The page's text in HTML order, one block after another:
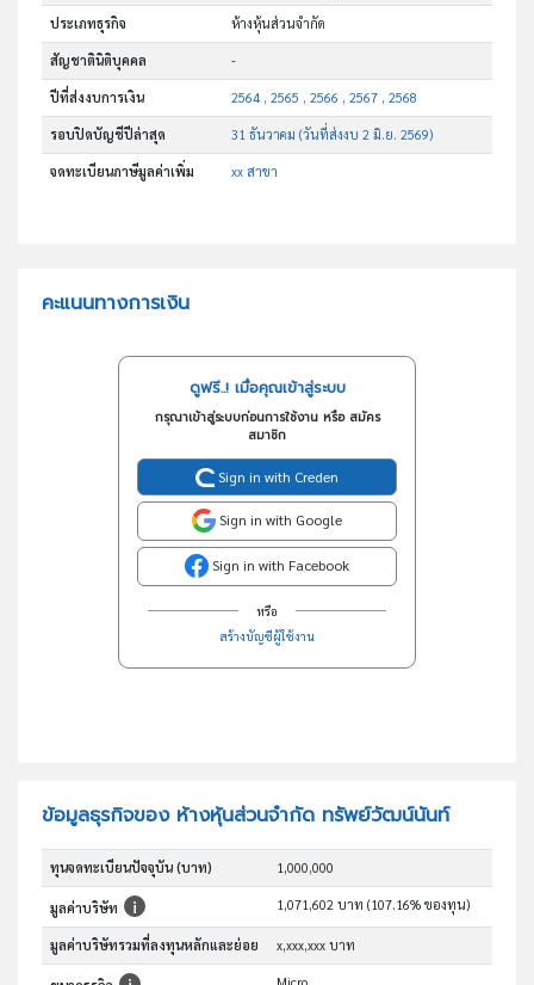
ประเภทธุรกิจ ห้างหุ้นส่วนจำกัด
สัญชาตินิติบุคคล -
ปีที่ส่งงบการเงิน 2564 , 2565 , 2566 , 2567 , 2568
รอบปิดบัญชีปีล่าสุด 31 ธันวาคม (วันที่ส่งงบ 2 มิ.ย. 2569)
จดทะเบียนภาษีมูลค่าเพิ่ม xx สาขา
คะแนนทางการเงิน
ดูฟรี..! เมื่อคุณเข้าสู่ระบบ
กรุณาเข้าสู่ระบบก่อนการใช้งาน หรือ สมัคร
สมาชิก
Sign in with Creden
Sign in with Google
Sign in with Facebook
หรือ
สร้างบัญชีผู้ใช้งาน
ข้อมูลธุรกิจของ ห้างหุ้นส่วนจำกัด ทรัพย์วัฒน์นันท์
ทุนจดทะเบียนปัจจุบัน (บาท) 1,000,000
มูลค่าบริษัท 1,071,602 บาท (107.16% ของทุน)
มูลค่าบริษัทรวมที่ลงทุนหลักและย่อย x,xxx,xxx บาท